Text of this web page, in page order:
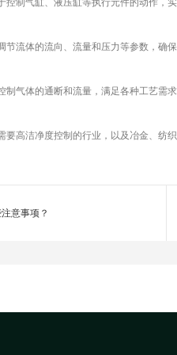
制气缸、液压缸等执行元件的动作，实
流体的流向、流量和压力等参数，确保
气体的通断和流量，满足各种工艺需求
高洁净度控制的行业，以及冶金、纺
意事项？